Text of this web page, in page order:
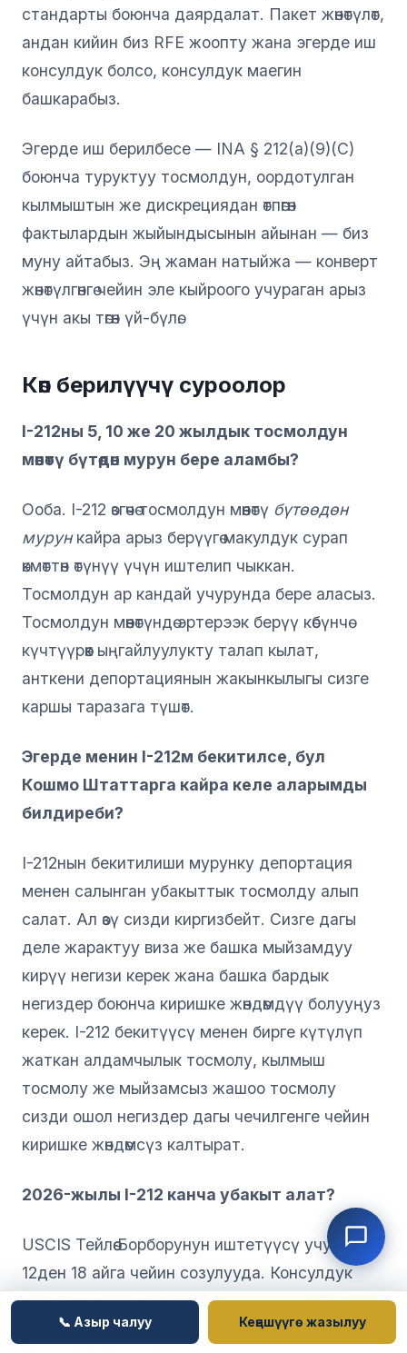
стандарты боюнча даярдалат. Пакет жөнөтүлөт,
андан кийин биз RFE жоопту жана эгерде иш
консулдук болсо, консулдук маегин
башкарабыз.
Эгерде иш берилбесе — INA § 212(a)(9)(C)
боюнча туруктуу тосмолдун, оордотулган
кылмыштын же дискрециядан өтпөгөн
фактылардын жыйындысынын айынан — биз
муну айтабыз. Эң жаман натыйжа — конверт
жөнөтүлгөнгө чейин эле кыйроого учураган арыз
үчүн акы төгөн үй-бүлө.
Көп берилүүчү суроолор
I-212ны 5, 10 же 20 жылдык тосмолдун
мөөнөтү бүтөөдөн мурун бере аламбы?
Ооба. I-212 өзгөчө тосмолдун мөөнөтү бүтөөдөн
мурункайра арыз берүүгө макулдук сурап
өкмөттөн өтүнүү үчүн иштелип чыккан.
Тосмолдун ар кандай учурунда бере аласыз.
Тосмолдун мөөнөтүндө эртерээк берүү көбүнчө
күчтүүрөөк ыңгайлуулукту талап кылат,
анткени депортациянын жакынкылыгы сизге
каршы таразага түшөт.
Эгерде менин I-212м бекитилсе, бул
Кошмо Штаттарга кайра келе аларымды
билдиреби?
I-212нын бекитилиши мурунку депортация
менен салынган убакыттык тосмолду алып
салат. Ал өзү сизди киргизбейт. Сизге дагы
деле жарактуу виза же башка мыйзамдуу
кирүү негизи керек жана башка бардык
негиздер боюнча киришке жөндөмдүү болууңуз
керек. I-212 бекитүүсү менен бирге күтүлүп
жаткан алдамчылык тосмолу, кылмыш
тосмолу же мыйзамсыз жашоо тосмолу
сизди ошол негиздер дагы чечилгенге чейин
киришке жөндөмсүз калтырат.
2026-жылы I-212 канча убакыт алат?
USCIS Тейлөө Борборунун иштетүүсү учурда
12ден 18 айга чейин созулууда. Консулдук
иштетүү анын үстүнө, постко жараша. Бүгүн
берилген иш финалдык виза маегине чейин
📞 Азыр чалуу Кеңешүүгө жазылуу